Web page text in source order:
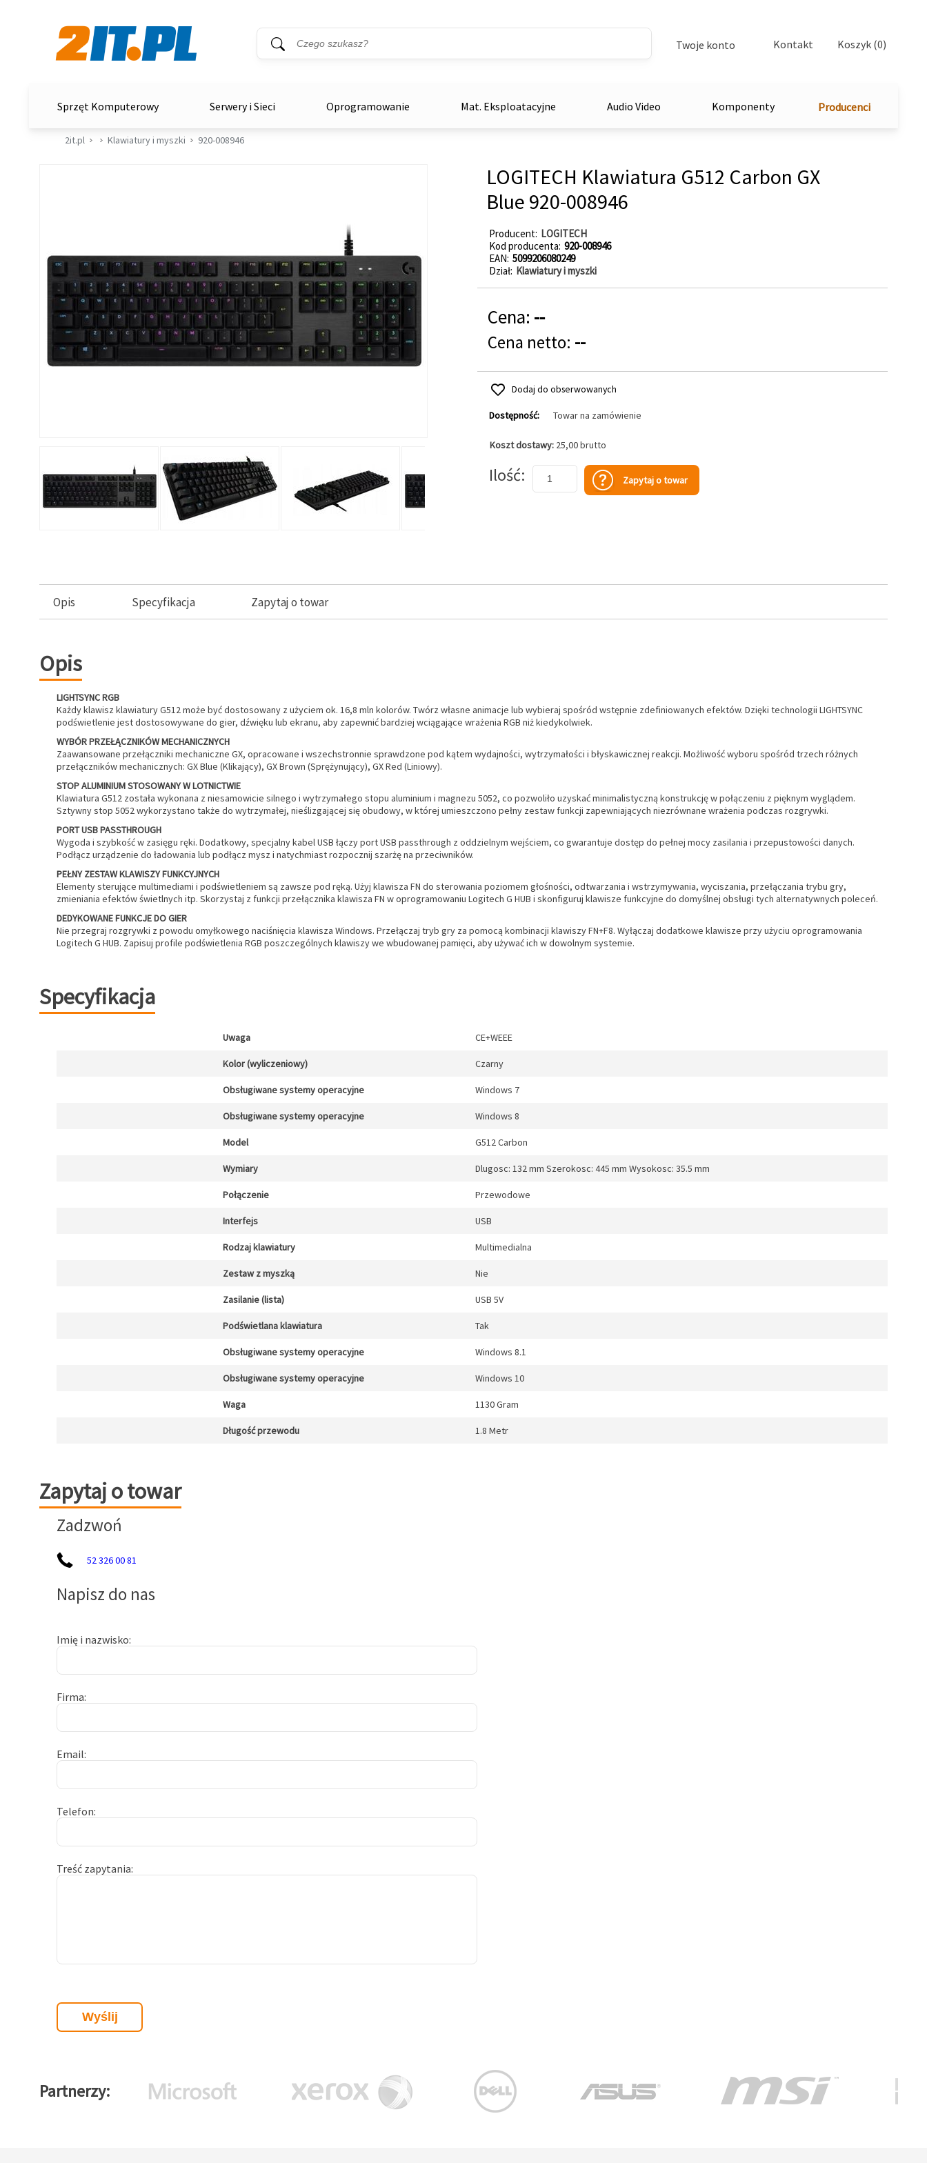
Wyszukiwarka
Słowo kluczowe
Twoje konto Kontakt Koszyk (0)
Sprzęt Komputerowy Serwery i Sieci Oprogramowanie Mat. Eksploatacyjne Audio Video Komponenty Producenci
2it.pl Klawiatury i myszki 920-008946
LOGITECH Klawiatura G512 Carbon GX
Blue 920-008946
Producent LOGITECH
Kod producenta 920-008946
EAN 5099206080249
Dział Klawiatury i myszki
Cena: --
Cena netto: --
Dodaj do obserwowanych
Dostępność: Towar na zamówienie
Koszt dostawy: 25,00 brutto
Ilość Zapytaj o towar
Opis Specyfikacja Zapytaj o towar
Opis
LIGHTSYNC RGB
Każdy klawisz klawiatury G512 może być dostosowany z użyciem ok. 16,8 mln kolorów. Twórz własne animacje lub wybieraj spośród wstępnie zdefiniowanych efektów. Dzięki technologii LIGHTSYNC
podświetlenie jest dostosowywane do gier, dźwięku lub ekranu, aby zapewnić bardziej wciągające wrażenia RGB niż kiedykolwiek.
WYBÓR PRZEŁĄCZNIKÓW MECHANICZNYCH
Zaawansowane przełączniki mechaniczne GX, opracowane i wszechstronnie sprawdzone pod kątem wydajności, wytrzymałości i błyskawicznej reakcji. Możliwość wyboru spośród trzech różnych
przełączników mechanicznych: GX Blue (Klikający), GX Brown (Sprężynujący), GX Red (Liniowy).
STOP ALUMINIUM STOSOWANY W LOTNICTWIE
Klawiatura G512 została wykonana z niesamowicie silnego i wytrzymałego stopu aluminium i magnezu 5052, co pozwoliło uzyskać minimalistyczną konstrukcję w połączeniu z pięknym wyglądem.
Sztywny stop 5052 wykorzystano także do wytrzymałej, nieślizgającej się obudowy, w której umieszczono pełny zestaw funkcji zapewniających niezrównane wrażenia podczas rozgrywki.
PORT USB PASSTHROUGH
Wygoda i szybkość w zasięgu ręki. Dodatkowy, specjalny kabel USB łączy port USB passthrough z oddzielnym wejściem, co gwarantuje dostęp do pełnej mocy zasilania i przepustowości danych.
Podłącz urządzenie do ładowania lub podłącz mysz i natychmiast rozpocznij szarżę na przeciwników.
PEŁNY ZESTAW KLAWISZY FUNKCYJNYCH
Elementy sterujące multimediami i podświetleniem są zawsze pod ręką. Użyj klawisza FN do sterowania poziomem głośności, odtwarzania i wstrzymywania, wyciszania, przełączania trybu gry,
zmieniania efektów świetlnych itp. Skorzystaj z funkcji przełącznika klawisza FN w oprogramowaniu Logitech G HUB i skonfiguruj klawisze funkcyjne do domyślnej obsługi tych alternatywnych poleceń.
DEDYKOWANE FUNKCJE DO GIER
Nie przegraj rozgrywki z powodu omyłkowego naciśnięcia klawisza Windows. Przełączaj tryb gry za pomocą kombinacji klawiszy FN+F8. Wyłączaj dodatkowe klawisze przy użyciu oprogramowania
Logitech G HUB. Zapisuj profile podświetlenia RGB poszczególnych klawiszy we wbudowanej pamięci, aby używać ich w dowolnym systemie.
Specyfikacja
Uwaga CE+WEEE
Kolor (wyliczeniowy) Czarny
Obsługiwane systemy operacyjne Windows 7
Obsługiwane systemy operacyjne Windows 8
Model G512 Carbon
Wymiary Dlugosc: 132 mm Szerokosc: 445 mm Wysokosc: 35.5 mm
Połączenie Przewodowe
Interfejs USB
Rodzaj klawiatury Multimedialna
Zestaw z myszką Nie
Zasilanie (lista) USB 5V
Podświetlana klawiatura Tak
Obsługiwane systemy operacyjne Windows 8.1
Obsługiwane systemy operacyjne Windows 10
Waga 1130 Gram
Długość przewodu 1.8 Metr
Zapytaj o towar
Zapytaj o towar
Zadzwoń
52 326 00 81
Napisz do nas
Imię i nazwisko
Firma
Email
Telefon
Treść zapytania
Partnerzy